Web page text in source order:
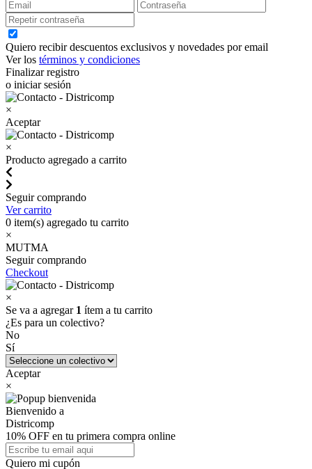
Quiero recibir descuentos exclusivos y novedades por email
Ver los términos y condiciones
Finalizar registro
o iniciar sesión
×
Aceptar
×
Producto agregado a carrito
Seguir comprando
Ver carrito
0 item(s) agregado tu carrito
×
MUTMA
Seguir comprando
Checkout
×
Se va a agregar 1 ítem a tu carrito
¿Es para un colectivo?
No
Sí
Aceptar
×
Bienvenido a
Districomp
10% OFF en tu primera compra online
Quiero mi cupón